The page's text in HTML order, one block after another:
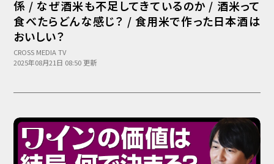
係 / なぜ酒米も不足してきているのか / 酒米って
食べたらどんな感じ？ / 食用米で作った日本酒は
おいしい？
CROSS MEDIA TV
2025年08月21日 08:50 更新